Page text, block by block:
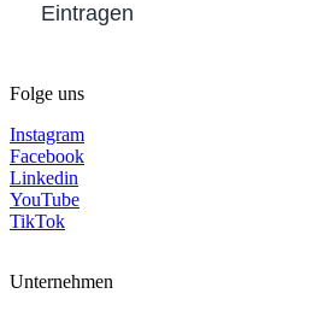
Eintragen
Folge uns
Instagram
Facebook
Linkedin
YouTube
TikTok
Unternehmen